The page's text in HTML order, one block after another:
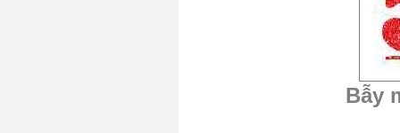
Bẫy